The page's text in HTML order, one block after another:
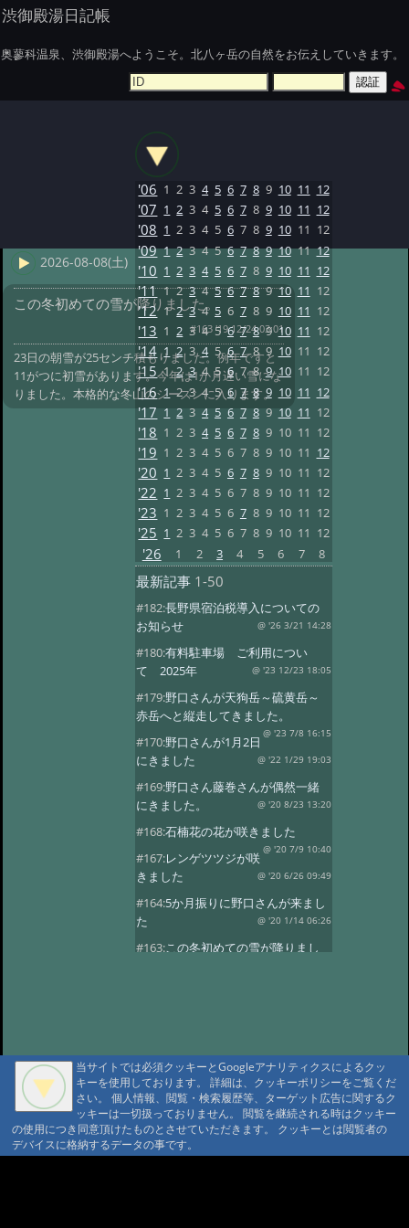
渋御殿湯日記帳
奥蓼科温泉、渋御殿湯へようこそ。北八ヶ岳の自然をお伝えしていきます。
2026-08-08(土)
この冬初めての雪が降りました。
#163 '19 12/24 03:01
23日の朝雪が25センチ積もりました。例年ですと
11がつに初雪があります。今年は1か月遅い雪にな
りました。本格的な冬山のシーズンに入ります。
'06 1 2 3 4 5 6 7 8 9 10 11 12
'07 1 2 3 4 5 6 7 8 9 10 11 12
'08 1 2 3 4 5 6 7 8 9 10 11 12
'09 1 2 3 4 5 6 7 8 9 10 11 12
'10 1 2 3 4 5 6 7 8 9 10 11 12
'11 1 2 3 4 5 6 7 8 9 10 11 12
'12 1 2 3 4 5 6 7 8 9 10 11 12
'13 1 2 3 4 5 6 7 8 9 10 11 12
'14 1 2 3 4 5 6 7 8 9 10 11 12
'15 1 2 3 4 5 6 7 8 9 10 11 12
'16 1 2 3 4 5 6 7 8 9 10 11 12
'17 1 2 3 4 5 6 7 8 9 10 11 12
'18 1 2 3 4 5 6 7 8 9 10 11 12
'19 1 2 3 4 5 6 7 8 9 10 11 12
'20 1 2 3 4 5 6 7 8 9 10 11 12
'22 1 2 3 4 5 6 7 8 9 10 11 12
'23 1 2 3 4 5 6 7 8 9 10 11 12
'25 1 2 3 4 5 6 7 8 9 10 11 12
'26 1 2 3 4 5 6 7 8
最新記事 1-50
#182:長野県宿泊税導入についての
お知らせ
@ '26 3/21 14:28
#180:有料駐車場 ご利用につい
て 2025年
@ '23 12/23 18:05
#179:野口さんが天狗岳～硫黄岳～
赤岳へと縦走してきました。
@ '23 7/8 16:15
#170:野口さんが1月2日
にきました
@ '22 1/29 19:03
#169:野口さん藤巻さんが偶然一緒
にきました。
@ '20 8/23 13:20
#168:石楠花の花が咲きました
@ '20 7/9 10:40
#167:レンゲツツジが咲
きました
@ '20 6/26 09:49
#164:5か月振りに野口さんが来まし
た
@ '20 1/14 06:26
#163:この冬初めての雪が降りまし
続きます。
@ '18 7/1 23:23
#160:レンゲツツジが咲きました
@ '18 6/13 08:39
#159:雪が降りまし
た。びっくりです。
@ '18 5/9 23:24
#158:野口さんが久しぶりに来まし
当サイトでは必須クッキーとGoogleアナリティクスによるクッ
キーを使用しております。 詳細は、クッキーポリシーをご覧くだ
さい。 個人情報、閲覧・検索履歴等、ターゲット広告に関するク
ッキーは一切扱っておりません。 閲覧を継続される時はクッキー
の使用につき同意頂けたものとさせていただきます。 クッキーとは閲覧者の
デバイスに格納するデータの事です。